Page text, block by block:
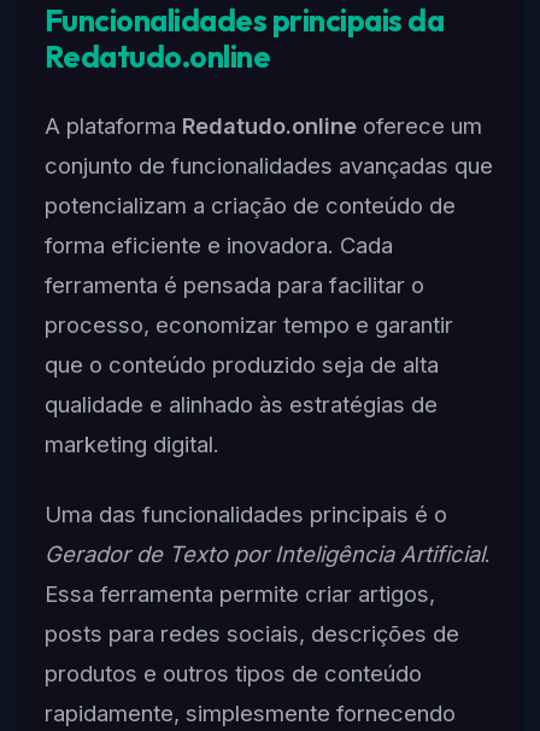
Funcionalidades principais da
Redatudo.online
A plataforma Redatudo.onlineoferece um
conjunto de funcionalidades avançadas que
potencializam a criação de conteúdo de
forma eficiente e inovadora. Cada
ferramenta é pensada para facilitar o
processo, economizar tempo e garantir
que o conteúdo produzido seja de alta
qualidade e alinhado às estratégias de
marketing digital.
Uma das funcionalidades principais é o
Gerador de Texto por Inteligência Artificial.
Essa ferramenta permite criar artigos,
posts para redes sociais, descrições de
produtos e outros tipos de conteúdo
rapidamente, simplesmente fornecendo